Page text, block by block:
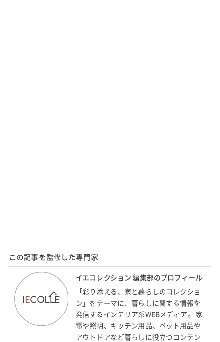
この記事を監修した専門家
イエコレクション 編集部のプロフィール
「彩り添える、家と暮らしのコレクショ
ン」をテーマに、暮らしに関する情報を
発信するインテリア系WEBメディア。 家
電や照明、キッチン用品、ペット用品や
アウトドアなど暮らしに役立つコンテン